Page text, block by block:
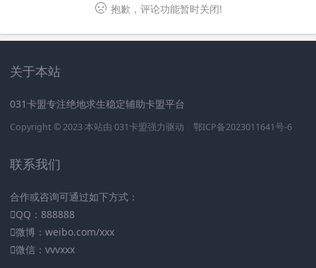
抱歉，评论功能暂时关闭!
关于本站
031卡盟专注绝地求生稳定辅助卡盟平台
Copyright © 2023 本站由 031卡盟强力驱动 鄂ICP备2023011641号-6
联系我们
合作或咨询可通过如下方式：
QQ：888888
微博：weibo.com/xxx
微信：vvvxxx